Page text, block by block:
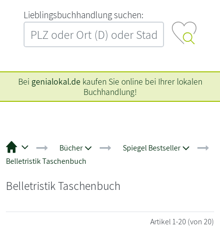
L‍i‍e‍b‍l‍i‍n‍g‍s‍b‍u‍c‍h‍h‍a‍n‍d‍l‍u‍n‍g‍ ‍s‍u‍c‍h‍e‍n‍:‍
Bei genialokal.de kaufen Sie online bei Ihrer lokalen
Buchhandlung!
Bücher
Spiegel Bestseller
Belletristik Taschenbuch
Belletristik Taschenbuch
Artikel1-20 (von 20)